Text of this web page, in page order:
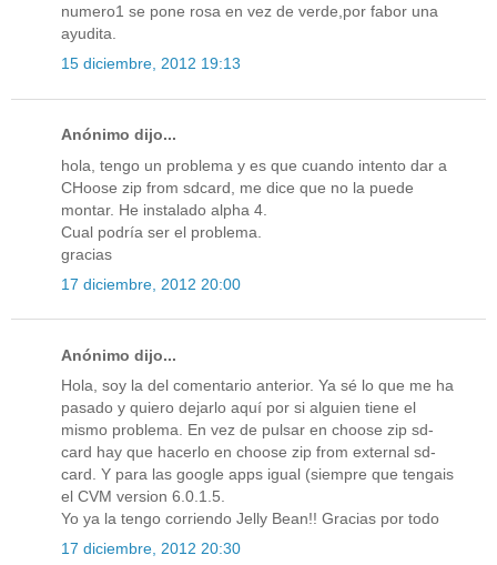
numero1 se pone rosa en vez de verde,por fabor una
ayudita.
15 diciembre, 2012 19:13
Anónimo dijo...
hola, tengo un problema y es que cuando intento dar a
CHoose zip from sdcard, me dice que no la puede
montar. He instalado alpha 4.
Cual podría ser el problema.
gracias
17 diciembre, 2012 20:00
Anónimo dijo...
Hola, soy la del comentario anterior. Ya sé lo que me ha
pasado y quiero dejarlo aquí por si alguien tiene el
mismo problema. En vez de pulsar en choose zip sd-
card hay que hacerlo en choose zip from external sd-
card. Y para las google apps igual (siempre que tengais
el CVM version 6.0.1.5.
Yo ya la tengo corriendo Jelly Bean!! Gracias por todo
17 diciembre, 2012 20:30